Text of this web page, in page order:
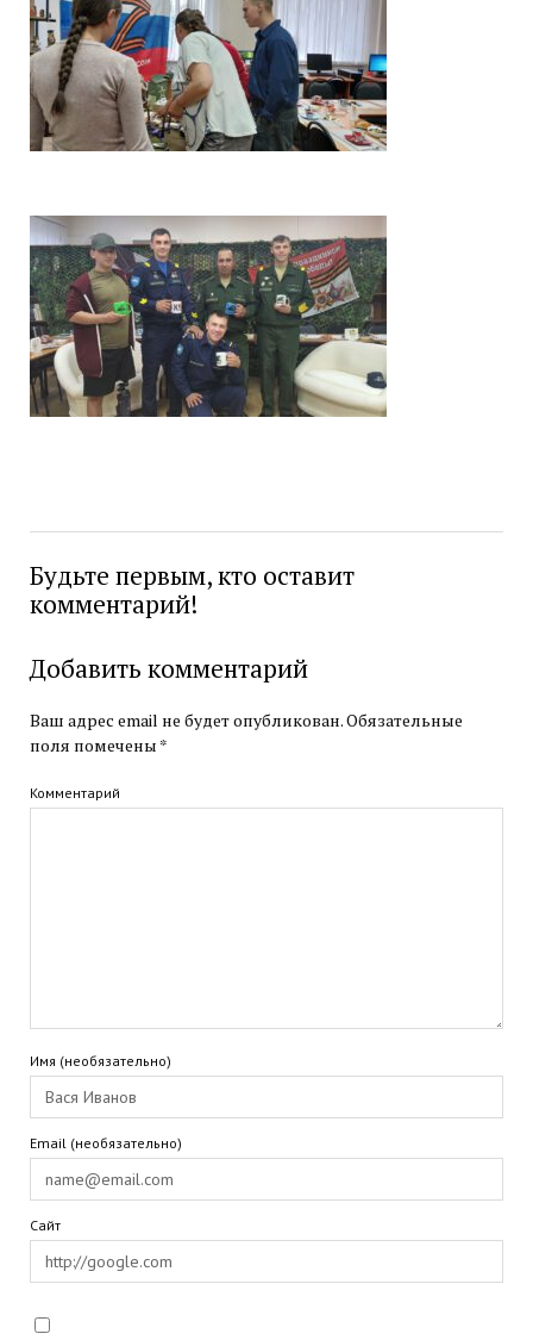
Будьте первым, кто оставит
комментарий!
Добавить комментарий
Ваш адрес email не будет опубликован.Обязательные
поля помечены *
Комментарий
Имя (необязательно)
Email (необязательно)
Сайт